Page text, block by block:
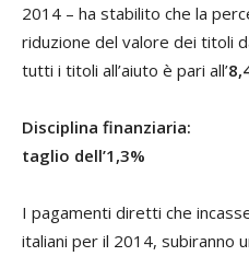
2014 – ha stabilito che la
riduzione del valore dei titoli
tutti i titoli all’aiuto è pari all’
Disciplina finanziaria:
taglio dell’1,3%
I pagamenti diretti che
italiani per il 2014, subiranno